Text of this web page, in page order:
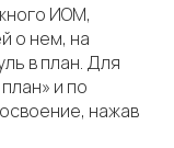
ИОМ,
о нем, на
в план. Для
и по
нажав